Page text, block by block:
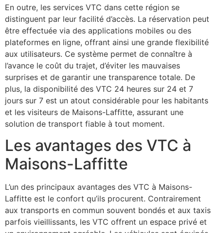
En outre, les services VTC dans cette région se
distinguent par leur facilité d’accès. La réservation peut
être effectuée via des applications mobiles ou des
plateformes en ligne, offrant ainsi une grande flexibilité
aux utilisateurs. Ce système permet de connaître à
l’avance le coût du trajet, d’éviter les mauvaises
surprises et de garantir une transparence totale. De
plus, la disponibilité des VTC 24 heures sur 24 et 7
jours sur 7 est un atout considérable pour les habitants
et les visiteurs de Maisons-Laffitte, assurant une
solution de transport fiable à tout moment.
Les avantages des VTC à
Maisons-Laffitte
L’un des principaux avantages des VTC à Maisons-
Laffitte est le confort qu’ils procurent. Contrairement
aux transports en commun souvent bondés et aux taxis
parfois vieillissants, les VTC offrent un espace privé et